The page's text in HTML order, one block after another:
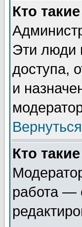
Кто
Эти люди
доступа,
и
Кто
работа —